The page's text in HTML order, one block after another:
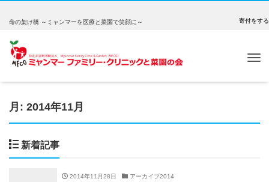
寄付をする
命の架け橋 ～ミャンマーを医療と菜園で笑顔に～
月: 2014年11月
新着記事
2014年11月28日 アーカイブ2014